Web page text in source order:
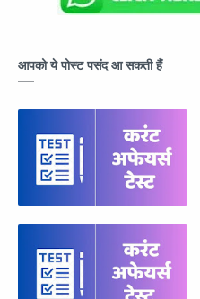
आपको ये पोस्ट पसंद आ सकती हैं